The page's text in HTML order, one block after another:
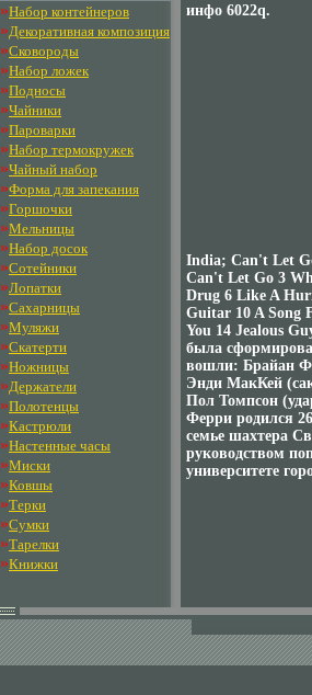
»Набор контейнеров
»Декоративная композиция
»Сковороды
»Набор ложек
»Подносы
»Чайники
»Пароварки
»Набор термокружек
»Чайный набор
»Форма для запекания
»Горшочки
»Мельницы
»Набор досок
»Сотейники
»Лопатки
»Сахарницы
»Муляжи
»Скатерти
»Ножницы
»Держатели
»Полотенцы
»Кастрюли
»Настенные часы
»Миски
»Ковшы
»Терки
»Сумки
»Тарелки
»Книжки
инфо 6022q.
India; Can't Let
Can't Let Go 3
Drug 6 Like A
Guitar 10 A Song
You 14 Jealous
была
вошли: Брайан
Энди МакКей
Пол Томпсон
Ферри родился
семье шахтера
руководством
университете